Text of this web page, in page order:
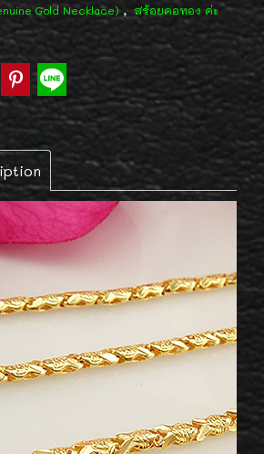
Gold Necklace) , สร้อยคอทอง ค่ะ